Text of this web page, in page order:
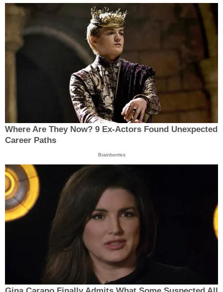
Where Are They Now? 9 Ex-Actors Found Unexpected
Career Paths
Brainberries